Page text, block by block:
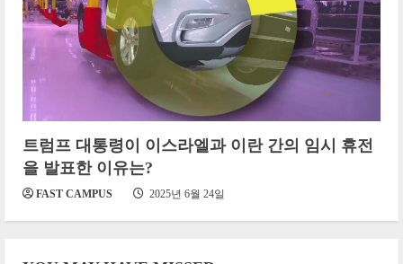
트럼프 대통령이 이스라엘과 이란 간의 임시 휴전
을 발표한 이유는?
FAST CAMPUS 2025년 6월 24일